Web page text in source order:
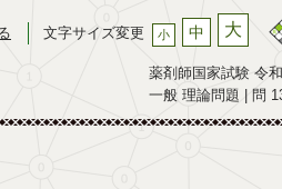
文字サイズ変更 小 中 大
薬剤師国家試験 令
一般 理論問題 | 問